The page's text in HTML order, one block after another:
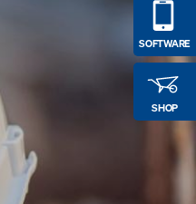
SOFTWARE
SHOP